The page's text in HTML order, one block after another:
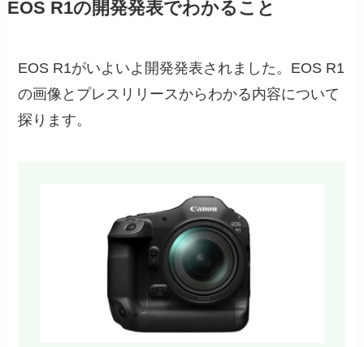
EOS R1の開発発表でわかること
EOS R1がいよいよ開発発表されました。EOS R1
の画像とプレスリリースからわかる内容について
探ります。